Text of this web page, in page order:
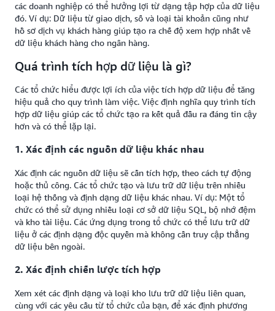
các doanh nghiệp có thể hưởng lợi từ dạng tập hợp của dữ liệu
đó. Ví dụ: Dữ liệu từ giao dịch, số và loại tài khoản cũng như
hồ sơ dịch vụ khách hàng giúp tạo ra chế độ xem hợp nhất về
dữ liệu khách hàng cho ngân hàng.
Quá trình tích hợp dữ liệu là gì?
Các tổ chức hiểu được lợi ích của việc tích hợp dữ liệu để tăng
hiệu quả cho quy trình làm việc. Việc định nghĩa quy trình tích
hợp dữ liệu giúp các tổ chức tạo ra kết quả đầu ra đáng tin cậy
hơn và có thể lặp lại.
1. Xác định các nguồn dữ liệu khác nhau
Xác định các nguồn dữ liệu sẽ cần tích hợp, theo cách tự động
hoặc thủ công. Các tổ chức tạo và lưu trữ dữ liệu trên nhiều
loại hệ thống và định dạng dữ liệu khác nhau. Ví dụ: Một tổ
chức có thể sử dụng nhiều loại cơ sở dữ liệu SQL, bộ nhớ đệm
và kho tài liệu. Các ứng dụng trong tổ chức có thể lưu trữ dữ
liệu ở các định dạng độc quyền mà không cần truy cập thẳng
dữ liệu bên ngoài.
2. Xác định chiến lược tích hợp
Xem xét các định dạng và loại kho lưu trữ dữ liệu liên quan,
cùng với các yêu cầu từ tổ chức của bạn, để xác định phương